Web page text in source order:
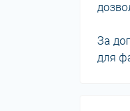
За
для